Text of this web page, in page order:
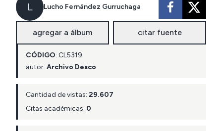
L Lucho Fernández Gurruchaga
agregar a álbum citar fuente
CÓDIGO: CL5319
autor: Archivo Desco
Cantidad de vistas: 29.607
Citas académicas: 0